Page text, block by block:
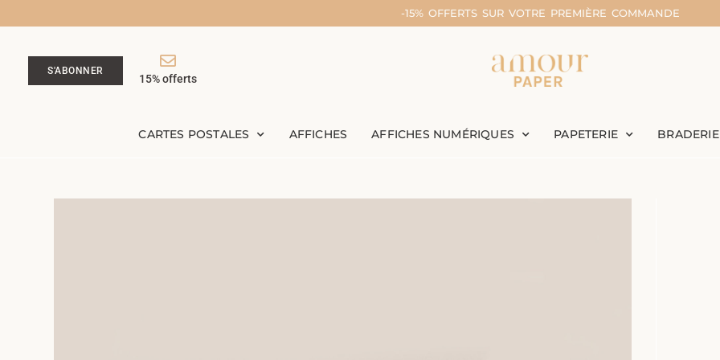
-15% OFFERTS SUR VOTRE PREMIÈRE COMMANDE
S'ABONNER
15% offerts
CARTES POSTALES AFFICHES AFFICHES NUMÉRIQUES PAPETERIE BRADERIE